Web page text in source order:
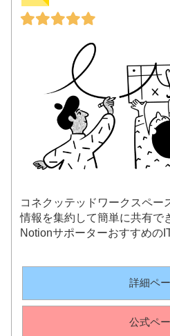
コネクッテッドワークスペー
情報を集約して簡単に共有で
Notionサポーターおすすめの
詳細ペ
公式ペ